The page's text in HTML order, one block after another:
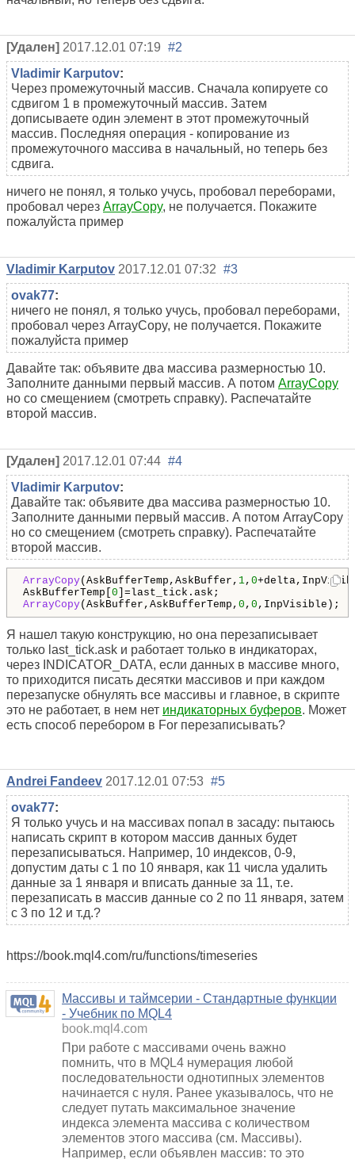
[Удален] 2017.12.01 07:19 #2
Vladimir Karputov:
Через промежуточный массив. Сначала копируете со
сдвигом 1 в промежуточный массив. Затем
дописываете один элемент в этот промежуточный
массив. Последняя операция - копирование из
промежуточного массива в начальный, но теперь без
сдвига.
ничего не понял, я только учусь, пробовал переборами,
пробовал через ArrayCopy, не получается. Покажите
пожалуйста пример
Vladimir Karputov 2017.12.01 07:32 #3
ovak77:
ничего не понял, я только учусь, пробовал переборами,
пробовал через ArrayCopy, не получается. Покажите
пожалуйста пример
Давайте так: объявите два массива размерностью 10.
Заполните данными первый массив. А потом ArrayCopy
но со смещением (смотреть справку). Распечатайте
второй массив.
[Удален] 2017.12.01 07:44 #4
Vladimir Karputov:
Давайте так: объявите два массива размерностью 10.
Заполните данными первый массив. А потом ArrayCopy
но со смещением (смотреть справку). Распечатайте
второй массив.
ArrayCopy(AskBufferTemp,AskBuffer, 1, 0
AskBufferTemp[0
ArrayCopy(AskBuffer,AskBufferTemp, 0 , 0 ,InpVisible);
Я нашел такую конструкцию, но она перезаписывает
только last_tick.ask и работает только в индикаторах,
через INDICATOR_DATA, если данных в массиве много,
то приходится писать десятки массивов и при каждом
перезапуске обнулять все массивы и главное, в скрипте
это не работает, в нем нет индикаторных буферов. Может
есть способ перебором в For перезаписывать?
Andrei Fandeev 2017.12.01 07:53 #5
ovak77:
Я только учусь и на массивах попал в засаду: пытаюсь
написать скрипт в котором массив данных будет
перезаписываться. Например, 10 индексов, 0-9,
допустим даты с 1 по 10 января, как 11 числа удалить
данные за 1 января и вписать данные за 11, т.е.
перезаписать в массив данные со 2 по 11 января, затем
с 3 по 12 и т.д.?
https://book.mql4.com/ru/functions/timeseries
Массивы и таймсерии - Стандартные функции
- Учебник по MQL4
book.mql4.com
При работе с массивами очень важно
помнить, что в MQL4 нумерация любой
последовательности однотипных элементов
начинается с нуля. Ранее указывалось, что не
следует путать максимальное значение
индекса элемента массива с количеством
элементов этого массива (см. Массивы).
Например, если объявлен массив: то это